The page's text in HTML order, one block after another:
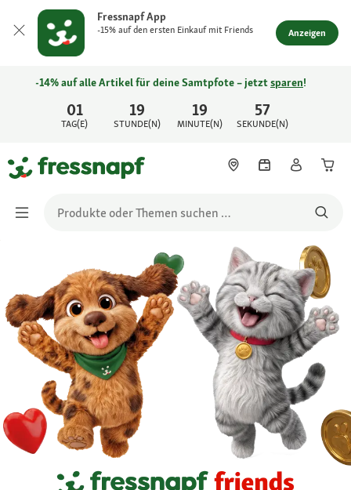
Fressnapf App
-15% auf den ersten Einkauf mit Friends Anzeigen
01
TAG(E)
19
STUNDE(N)
19
MINUTE(N)
57
SEKUNDE(N)
-14% auf alle Artikel für deine Samtpfote – jetztsparen!